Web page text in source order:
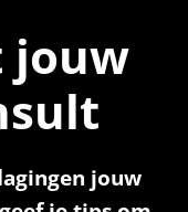
jouw
jouw